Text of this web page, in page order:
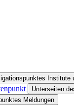
Institute
Unterseiten
Meldungen